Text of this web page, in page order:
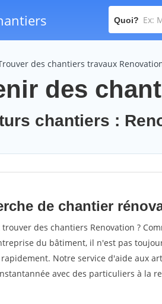
Quoi?
des chantiers travaux
des
chantiers :
de chantier
trouver des chantiers Renovation ?
du bâtiment, il n'est pas
Notre service d'aide aux
avec des particuliers à la